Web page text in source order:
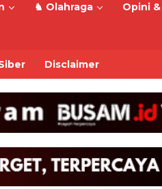
♞ Olahraga Opini
Disclaimer